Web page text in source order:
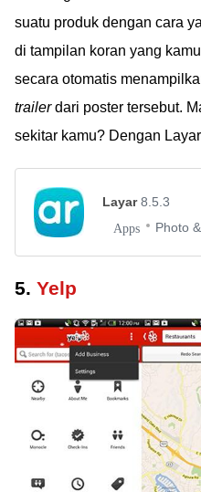
suatu produk dengan cara
di tampilan koran yang
secara otomatis
trailerdari poster tersebut.
sekitar kamu? Dengan
Layar8.5.3
Apps Photo
5. Yelp